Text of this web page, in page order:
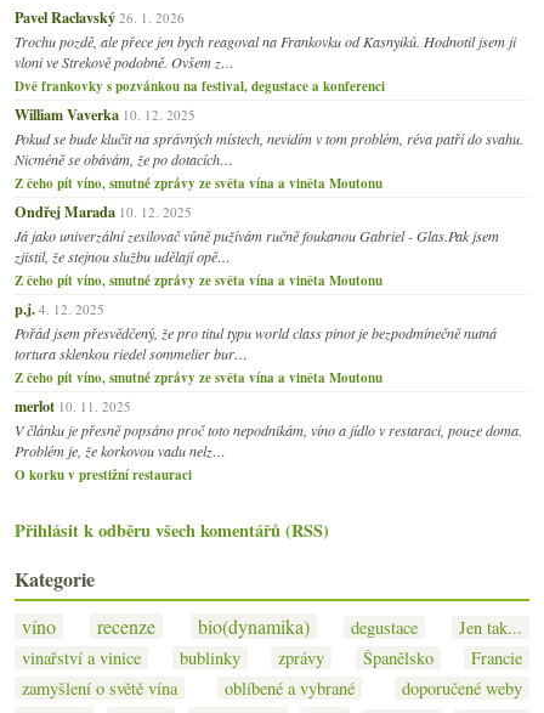
Pavel Raclavský 26. 1. 2026
Trochu pozdě, ale přece jen bych reagoval na Frankovku od Kasnyiků. Hodnotil jsem ji
vloni ve Strekově podobně. Ovšem z…
Dvě frankovky s pozvánkou na festival, degustace a konferenci
William Vaverka 10. 12. 2025
Pokud se bude klučit na správných místech, nevidím v tom problém, réva patří do svahu.
Nicméně se obávám, že po dotacích…
Z čeho pít víno, smutné zprávy ze světa vína a viněta Moutonu
Ondřej Marada 10. 12. 2025
Já jako univerzální zesilovač vůně pužívám ručně foukanou Gabriel - Glas.Pak jsem
zjistil, že stejnou službu udělají opě…
Z čeho pít víno, smutné zprávy ze světa vína a viněta Moutonu
p.j. 4. 12. 2025
Pořád jsem přesvědčený, že pro titul typu world class pinot je bezpodmínečně nutná
tortura sklenkou riedel sommelier bur…
Z čeho pít víno, smutné zprávy ze světa vína a viněta Moutonu
merlot 10. 11. 2025
V článku je přesně popsáno proč toto nepodnikám, víno a jídlo v restaraci, pouze doma.
Problém je, že korkovou vadu nelz…
O korku v prestižní restauraci
Přihlásit k odběru všech komentářů (RSS)
Kategorie
víno recenze bio(dynamika) degustace
Jen tak...
vinařství a vinice
bublinky zprávy Španělsko
Francie
zamyšlení o světě vína
oblíbené a vybrané
doporučené weby